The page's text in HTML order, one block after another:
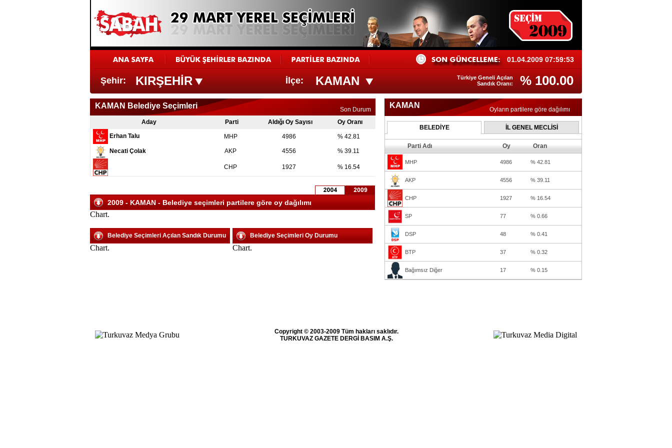
01.04.2009 07:59:53
Şehir: KIRŞEHİR İlçe: KAMAN
Türkiye Geneli Açılan
Sandık Oranı:
% 100.00
KAMAN Belediye Seçimleri
Son Durum
Aday
Parti Aldığı Oy Sayısı Oy Oranı
Erhan Talu MHP 4986 % 42.81
Necati Çolak AKP 4556 % 39.11
CHP 1927 % 16.54
2009 - KAMAN - Belediye seçimleri partilere göre oy dağılımı
Chart.
Belediye Seçimleri Açılan Sandık Durumu
Chart.
Belediye Seçimleri Oy Durumu
Chart.
KAMAN Oyların partilere göre dağılımı
BELEDİYE İL GENEL MECLİSİ
Parti Adı Oy Oran
MHP 4986 % 42.81
AKP 4556 % 39.11
CHP 1927 % 16.54
SP 77 % 0.66
DSP 48 % 0.41
BTP 37 % 0.32
Bağımsız Diğer 17 % 0.15
Copyright © 2003-2009 Tüm hakları saklıdır.
TURKUVAZ GAZETE DERGİ BASIM A.Ş.